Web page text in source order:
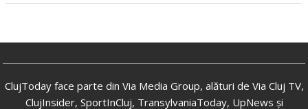
ClujToday face parte din Via Media Group, alături de Via Cluj TV,
ClujInsider, SportInCluj, TransylvaniaToday, UpNews și